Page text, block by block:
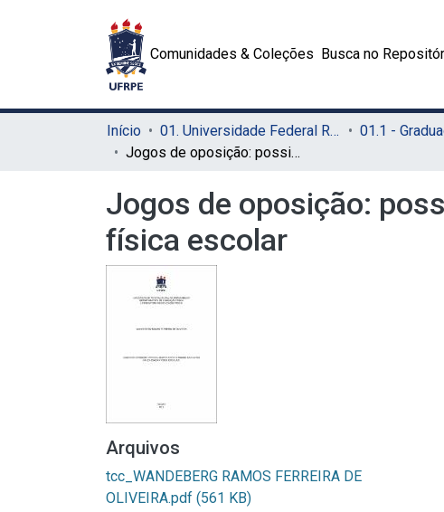
Comunidades & Coleções Busca no
Início 01. Universidade Federal Rural de Pernambuco - UFRPE (Sede) 01.1 -
Jogos de oposição: possibilidades para o ensino das lutas na educação física escolar
Jogos de oposição:
física escolar
Arquivos
tcc_WANDEBERG RAMOS FERREIRA DE
OLIVEIRA.pdf (561 KB)